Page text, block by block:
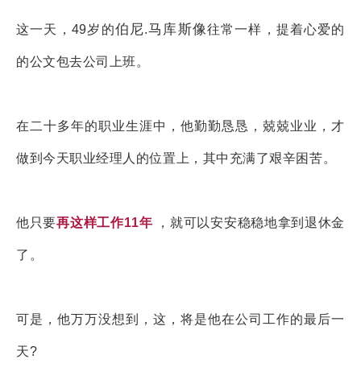
这一天，49岁的伯尼.马库斯像往常一样，提着心爱的
的公文包去公司上班。
在二十多年的职业生涯中，他勤勤恳恳，兢兢业业，才
做到今天职业经理人的位置上，其中充满了艰辛困苦。
他只要再这样工作11年 ，就可以安安稳稳地拿到退休金
了。
可是，他万万没想到，这，将是他在公司工作的最后一
天?